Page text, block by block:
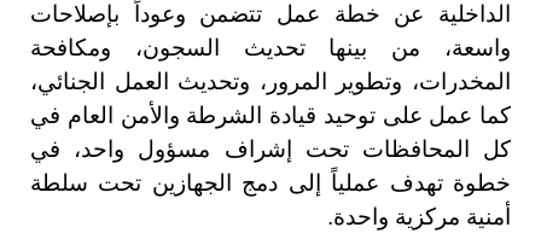
الداخلية عن خطة عمل تتضمن وعوداً بإصلاحات
واسعة، من بينها تحديث السجون، ومكافحة
المخدرات، وتطوير المرور، وتحديث العمل الجنائي،
كما عمل على توحيد قيادة الشرطة والأمن العام في
كل المحافظات تحت إشراف مسؤول واحد، في
خطوة تهدف عملياً إلى دمج الجهازين تحت سلطة
أمنية مركزية واحدة.